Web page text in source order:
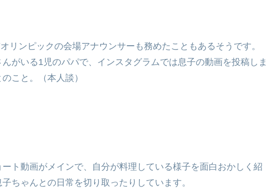
リンピックの会場アナウンサーも務めたこともあるそうです。
がいる1児のパパで、インスタグラムでは息子の動画を投稿しま
こと。（本人談）
ト動画がメインで、自分が料理している様子を面白おかしく紹
ちゃんとの日常を切り取ったりしています。